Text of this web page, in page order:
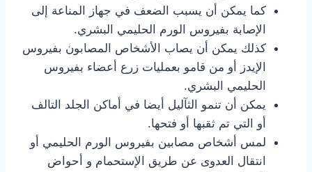
كما يمكن أن يسبب الضعف في جهاز المناعة إلى
الإصابة بفيروس الورم الحليمي البشري.
كذلك يمكن أن يصاب الأشخاص المصابون بفيروس
الإيدز أو من قامو بعمليات زرع أعضاء بفيروس
الحليمي البشري.
يمكن أن تنمو الثآليل أيضا في أماكن الجلد التالف
أو التي تم ثقبها أو فتحها.
لمس أشخاص مصابين بفيروس الورم الحليمي أو
انتقال العدوى عن طريق الإستحمام و أحواض